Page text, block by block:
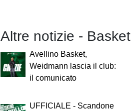
Altre notizie - Basket
Avellino Basket,
Weidmann lascia il club:
il comunicato
UFFICIALE - Scandone